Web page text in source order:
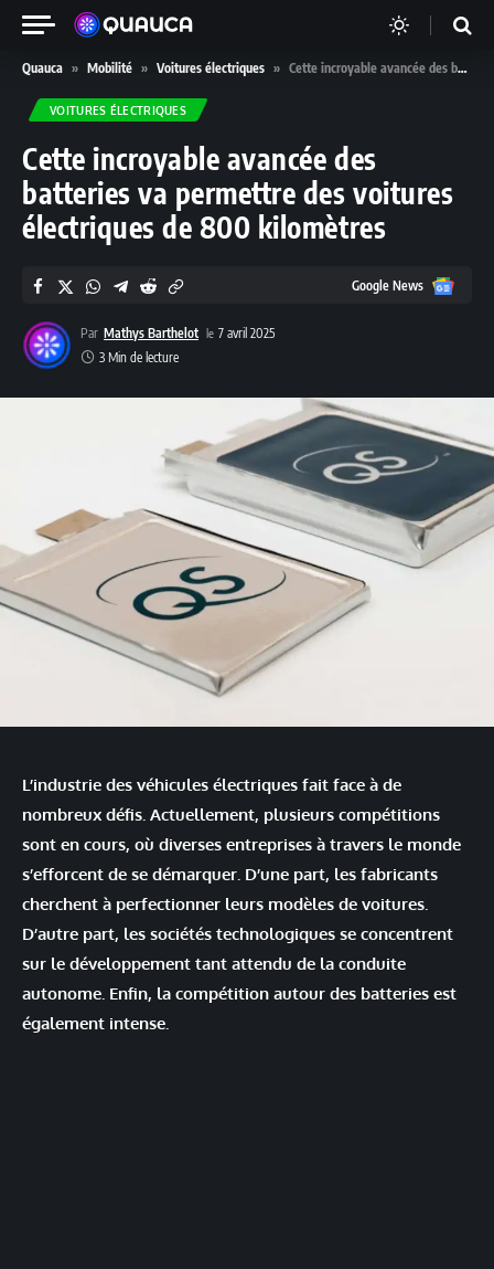
Quauca » Mobilité » Voitures électriques » Cette incroyable avancée des batteries va permettre des voitures électriques de 800 kilomètres
VOITURES ÉLECTRIQUES
Cette incroyable avancée des
batteries va permettre des voitures
électriques de 800 kilomètres
Par Mathys Barthelot
7 avril 2025
3 Min de lecture
Google News Google
L’industrie des véhicules électriques fait face à de
nombreux défis. Actuellement, plusieurs compétitions
sont en cours, où diverses entreprises à travers le monde
s’efforcent de se démarquer. D’une part, les fabricants
cherchent à perfectionner leurs modèles de voitures.
D’autre part, les sociétés technologiques se concentrent
sur le développement tant attendu de la conduite
autonome. Enfin, la compétition autour des batteries est
également intense.